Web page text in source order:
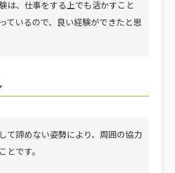
は、仕事をする上でも活かすこと
ているので、良い経験ができたと思
て諦めない姿勢により、周囲の協力
とです。